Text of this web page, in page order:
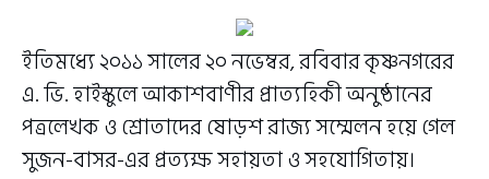
ইতিমধ্যে ২০১১ সালের ২০ নভেম্বর, রবিবার কৃষ্ণনগরের
এ. ভি. হাইস্কুলে আকাশবাণীর প্রাত্যহিকী অনুষ্ঠানের
পত্রলেখক ও শ্রোতাদের ষোড়শ রাজ্য সম্মেলন হয়ে গেল
সুজন-বাসর-এর প্রত্যক্ষ সহায়তা ও সহযোগিতায়।